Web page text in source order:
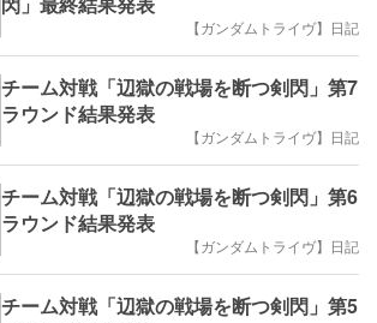
【ガンダムトライヴ】日記
チーム対戦「辺獄の戦場を断つ剣閃」第7
ラウンド結果発表
【ガンダムトライヴ】日記
チーム対戦「辺獄の戦場を断つ剣閃」第6
ラウンド結果発表
【ガンダムトライヴ】日記
チーム対戦「辺獄の戦場を断つ剣閃」第5